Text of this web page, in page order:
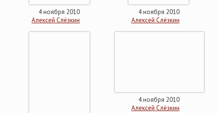
4 ноября 2010
Алексей Слёзкин
4 ноября 2010
Алексей Слёзкин
4 ноября 2010
Алексей Слёзкин